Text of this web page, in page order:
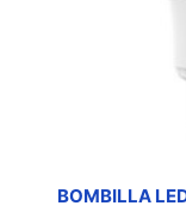
BOMBILLA